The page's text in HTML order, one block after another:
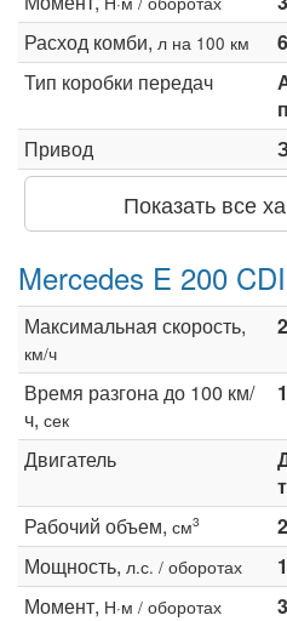
Расход комби, л на 100 км
Тип коробки передач
Привод
Показать все
Mercedes E 200
Максимальная скорость,
км/ч
Время разгона до 100 км/
ч, сек
Двигатель
Рабочий объем, см3
Мощность, л.с. / оборотах
Момент, Н·м / оборотах